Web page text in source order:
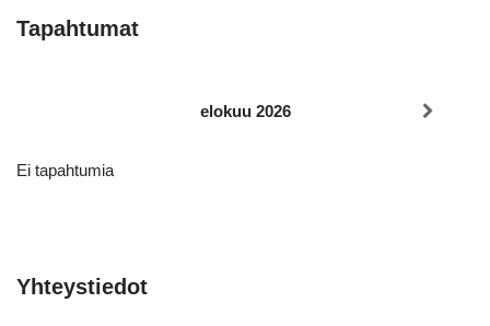
Tapahtumat
elokuu 2026
Ei tapahtumia
Yhteystiedot